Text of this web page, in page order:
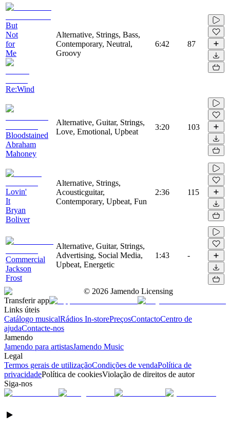
But
Not
for
Me
Re:Wind
Alternative, Strings, Bass,
Contemporary, Neutral,
Groovy
6:42 87
Bloodstained
Abraham
Mahoney
Alternative, Guitar, Strings,
Love, Emotional, Upbeat
3:20 103
Lovin'
It
Bryan
Boliver
Alternative, Strings,
Acousticguitar,
Contemporary, Upbeat, Fun
2:36 115
Commercial
Jackson
Frost
Alternative, Guitar, Strings,
Advertising, Social Media,
Upbeat, Energetic
1:43 -
© 2026 Jamendo Licensing
Transferir app
Links úteis
Catálogo musicalRádios In-storePreçosContactoCentro de
ajudaContacte-nos
Jamendo
Jamendo para artistasJamendo Music
Legal
Termos gerais de utilizaçãoCondições de vendaPolítica de
privacidadePolítica de cookiesViolação de direitos de autor
Siga-nos